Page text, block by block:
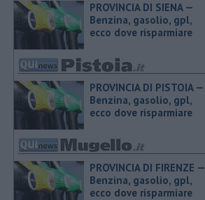
PROVINCIA DI SIENA — ​
Benzina, gasolio, gpl,
ecco dove risparmiare
PROVINCIA DI PISTOIA — ​
Benzina, gasolio, gpl,
ecco dove risparmiare
PROVINCIA DI FIRENZE — ​
Benzina, gasolio, gpl,
ecco dove risparmiare